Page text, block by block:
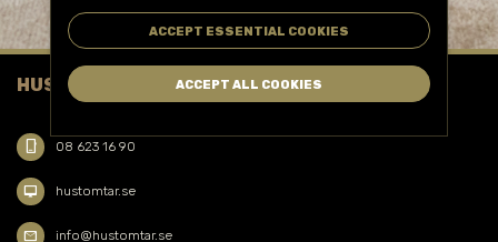
HUSTOMTAR FACILITY SERVICE AB
phone_iphone 08 623 16 90
desktop_mac hustomtar.se
mail info@hustomtar.se
ACCEPT ESSENTIAL COOKIES
ACCEPT ALL COOKIES